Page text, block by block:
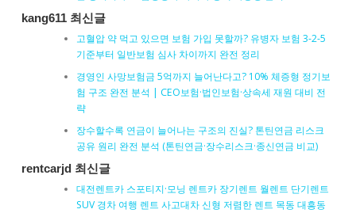
kang611 최신글
고혈압 약 먹고 있으면 보험 가입 못할까? 유병자 보험 3-2-5
기준부터 일반보험 심사 차이까지 완전 정리
경영인 사망보험금 5억까지 늘어난다고? 10% 체증형 정기보
험 구조 완전 분석 | CEO보험·법인보험·상속세 재원 대비 전
략
장수할수록 연금이 늘어나는 구조의 진실? 톤틴연금 리스크
공유 원리 완전 분석 (톤틴연금·장수리스크·종신연금 비교)
rentcarjd 최신글
대전렌트카 스포티지·모닝 렌트카 장기렌트 월렌트 단기렌트
SUV 경차 여행 렌트 사고대차 신형 저렴한 렌트 목동 대흥동